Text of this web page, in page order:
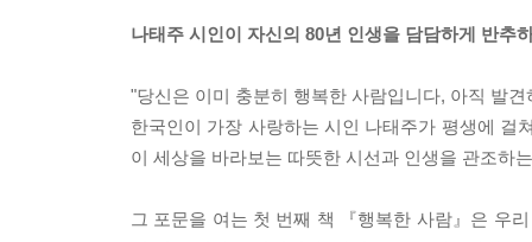
나태주 시인이 자신의 80년 인생을 담담하게 반추
"당신은 이미 충분히 행복한 사람입니다, 아직 발
한국인이 가장 사랑하는 시인 나태주가 평생에 걸
이 세상을 바라보는 따뜻한 시선과 인생을 관조하
그 포문을 여는 첫 번째 책 『행복한 사람』은 우